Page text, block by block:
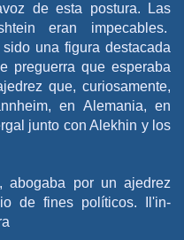
de esta postura. Las
eran impecables.
una figura destacada
preguerra que esperaba
que, curiosamente,
en Alemania, en
junto con Alekhin y los
abogaba por un ajedrez
de fines políticos. Il'in-